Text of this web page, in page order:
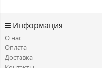
Информация
О нас
Оплата
Доставка